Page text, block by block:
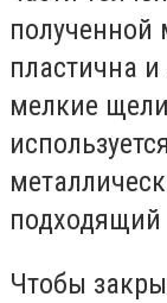
полученной
пластична
мелкие
подходящий
Чтобы